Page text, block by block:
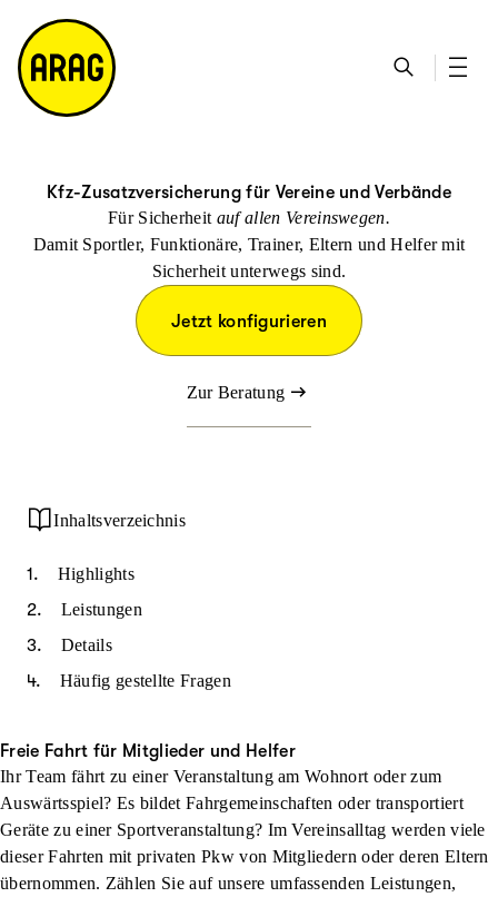
h
e
ta
k
ts
ei
te
e
m
a
p
Kfz-Zusatzversicherung für Vereine und Verbände
Für Sicherheit auf allen Vereinswegen.
Damit Sportler, Funktionäre, Trainer, Eltern und Helfer mit
Sicherheit unterwegs sind.
Jetzt konfigurieren
Zur Beratung
Inhaltsverzeichnis
Highlights
Leistungen
Details
Häufig gestellte Fragen
Freie Fahrt für Mitglieder und Helfer
Ihr Team fährt zu einer Veranstaltung am Wohnort oder zum
Auswärtsspiel? Es bildet Fahrgemeinschaften oder transportiert
Geräte zu einer Sportveranstaltung? Im Vereinsalltag werden viele
dieser Fahrten mit privaten Pkw von Mitgliedern oder deren Eltern
übernommen. Zählen Sie auf unsere umfassenden Leistungen,